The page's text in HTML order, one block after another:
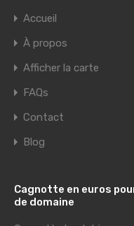
Accueil
À propos
Afficher la carte
FAQs
Contact
Blog
Cagnotte en euros
de domaine